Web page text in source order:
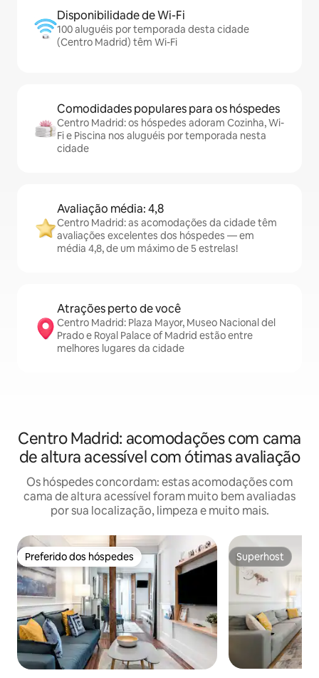
Disponibilidade de Wi-Fi
100 aluguéis por temporada desta cidade
(Centro Madrid) têm Wi-Fi
Comodidades populares para os hóspedes
Centro Madrid: os hóspedes adoram Cozinha, Wi-
Fi e Piscina nos aluguéis por temporada nesta
cidade
Avaliação média: 4,8
Centro Madrid: as acomodações da cidade têm
avaliações excelentes dos hóspedes — em
média 4,8, de um máximo de 5 estrelas!
Atrações perto de você
Centro Madrid: Plaza Mayor, Museo Nacional del
Prado e Royal Palace of Madrid estão entre
melhores lugares da cidade
Centro Madrid: acomodações com cama
de altura acessível com ótimas avaliação
Os hóspedes concordam: estas acomodações com
cama de altura acessível foram muito bem avaliadas
por sua localização, limpeza e muito mais.
Preferido dos hóspedes
Preferido dos hóspedes Superhost
Superhost